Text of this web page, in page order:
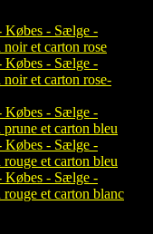
Købes - Sælge -
et carton rose
Købes - Sælge -
et carton rose-
Købes - Sælge -
et carton bleu
Købes - Sælge -
et carton bleu
Købes - Sælge -
et carton blanc